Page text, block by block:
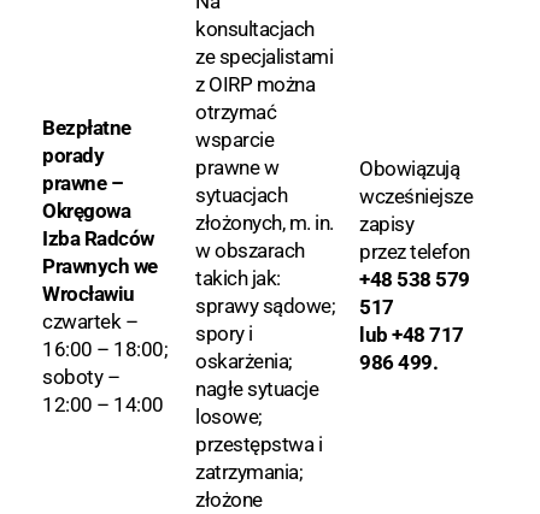
Bezpłatne
porady
prawne –
Okręgowa
Izba Radców
Prawnych we
Wrocławiu
czwartek –
16:00 – 18:00;
soboty –
12:00 – 14:00
konsultacjach
ze specjalistami
z OIRP można
otrzymać
wsparcie
prawne w
sytuacjach
złożonych, m. in.
w obszarach
takich jak:
sprawy sądowe;
spory i
oskarżenia;
nagłe sytuacje
losowe;
przestępstwa i
zatrzymania;
złożone
Obowiązują
wcześniejsze
zapisy
przez telefon
+48 538 579
517
lub +48 717
986 499.